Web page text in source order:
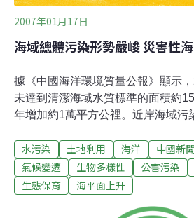
2007年01月17日
海域總體污染形勢嚴峻 災害性
據《中國海洋環境質量公報》顯示
未達到清潔海域水質標準的面積約
年增加約1萬平方公裡。近岸海域污
蘇近岸、珠江口和部分大中城市近
機氮、活性磷酸鹽和石油成為近岸海
未達清潔水質標準面積佔全海域的
大海區之首。此次同時發布的《中
指出，2006年為中國海洋災害的重
水污染 土地利用 海洋 中國新
氣候變遷
生物多樣性 公害污染
生態保育
海平面上升